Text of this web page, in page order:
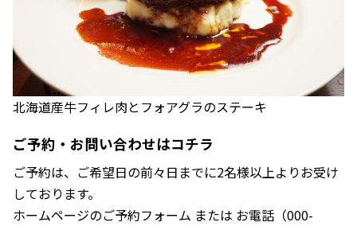
北海道産牛フィレ肉とフォアグラのステーキ
ご予約・お問い合わせはコチラ
ご予約は、ご希望日の前々日までに2名様以上よりお受け
しております。
ホームページのご予約フォーム または お電話（000-